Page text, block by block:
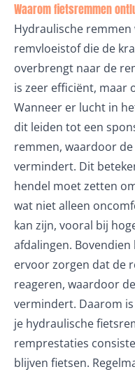
Waarom fietsremmen
Hydraulische
remvloeistof die de
overbrengt naar de
is zeer efficiënt, maar
Wanneer er lucht in
dit leiden tot een
remmen, waardoor
vermindert. Dit
hendel moet zetten
wat niet alleen
kan zijn, vooral bij
afdalingen.
ervoor zorgen dat de
reageren, waardoor
vermindert. Daarom
je hydraulische
remprestaties
blijven fietsen.